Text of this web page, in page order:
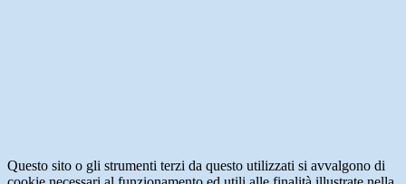
Questo sito o gli strumenti terzi da questo utilizzati si avvalgono di